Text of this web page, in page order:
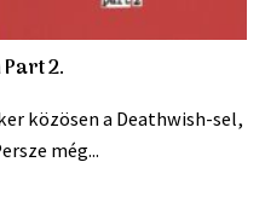
2.
közösen a Deathwish-sel,
még...